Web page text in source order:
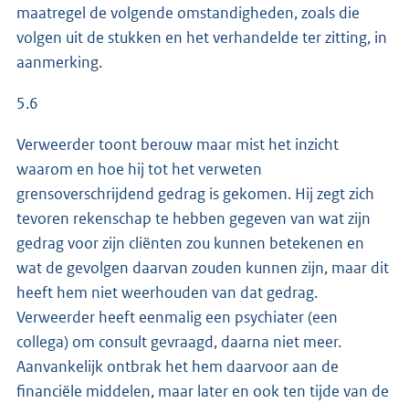
maatregel de volgende omstandigheden, zoals die
volgen uit de stukken en het verhandelde ter zitting, in
aanmerking.
5.6
Verweerder toont berouw maar mist het inzicht
waarom en hoe hij tot het verweten
grensoverschrijdend gedrag is gekomen. Hij zegt zich
tevoren rekenschap te hebben gegeven van wat zijn
gedrag voor zijn cliënten zou kunnen betekenen en
wat de gevolgen daarvan zouden kunnen zijn, maar dit
heeft hem niet weerhouden van dat gedrag.
Verweerder heeft eenmalig een psychiater (een
collega) om consult gevraagd, daarna niet meer.
Aanvankelijk ontbrak het hem daarvoor aan de
financiële middelen, maar later en ook ten tijde van de